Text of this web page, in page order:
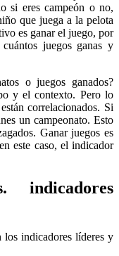
si eres campeón o no,
que juega a la pelota
es ganar el juego, por
juegos ganas y
o juegos ganados?
y el contexto. Pero lo
correlacionados. Si
un campeonato. Esto
Ganar juegos es
este caso, el indicador
indicadores
los indicadores líderes y